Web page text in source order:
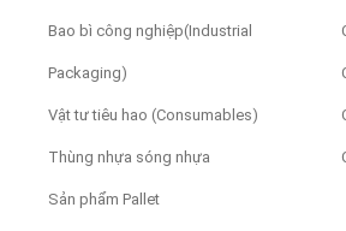
Bao bì công nghiệp(Industrial
Packaging)
Vật tư tiêu hao (Consumables)
Thùng nhựa sóng nhựa
Sản phẩm Pallet